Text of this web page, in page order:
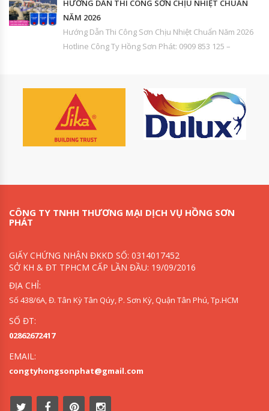
HƯỚNG DẪN THI CÔNG SƠN CHỊU NHIỆT CHUẨN
NĂM 2026
Hướng Dẫn Thi Công Sơn Chịu Nhiệt Chuẩn Năm 2026
Hotline Công Ty Hồng Sơn Phát: 0909 853 125 –
CÔNG TY TNHH THƯƠNG MẠI DỊCH VỤ HỒNG SƠN
PHÁT
GIẤY CHỨNG NHẬN ĐKKD SỐ: 0314017452
SỞ KH & ĐT TPHCM CẤP LẦN ĐẦU: 19/09/2016
ĐỊA CHỈ:
Số 438/6A, Đ. Tân Kỳ Tân Qúy, P. Sơn Kỳ, Quận Tân Phú, Tp.HCM
SỐ ĐT:
02862672417
EMAIL:
congtyhongsonphat@gmail.com